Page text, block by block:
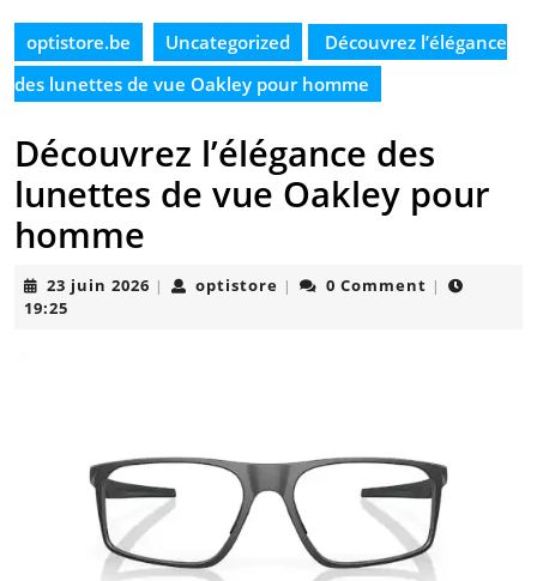
optistore.be Uncategorized
Découvrez l’élégance
des lunettes de vue Oakley pour homme
Découvrez l’élégance des
lunettes de vue Oakley pour
homme
23 juin 2026 23| optistore optistore
| 0 Comment |
19:25